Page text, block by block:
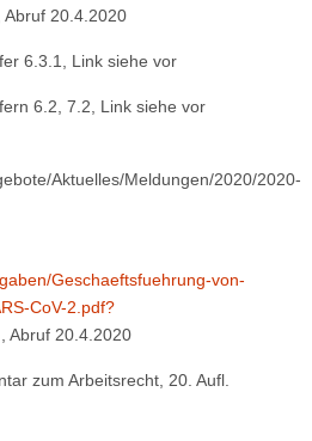
, Abruf 20.4.2020
6.3.1, Link siehe vor
6.2, 7.2, Link siehe vor
Aktuelles/Meldungen/2020/2020-
Geschaeftsfuehrung-von-
CoV-2.pdf?
, Abruf 20.4.2020
zum Arbeitsrecht, 20. Aufl.